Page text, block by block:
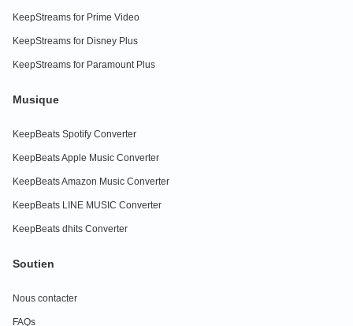
KeepStreams for Prime Video
KeepStreams for Disney Plus
KeepStreams for Paramount Plus
Musique
KeepBeats Spotify Converter
KeepBeats Apple Music Converter
KeepBeats Amazon Music Converter
KeepBeats LINE MUSIC Converter
KeepBeats dhits Converter
Soutien
Nous contacter
FAQs